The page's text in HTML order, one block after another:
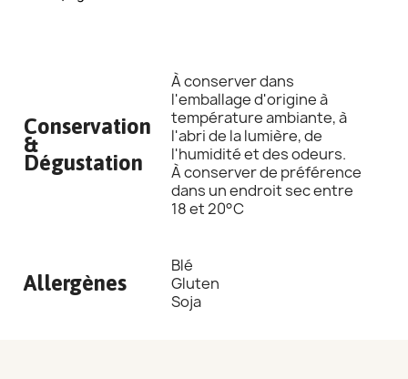
Conservation
&
Dégustation
À conserver dans
l'emballage d'origine à
température ambiante, à
l'abri de la lumière, de
l'humidité et des odeurs.
À conserver de préférence
dans un endroit sec entre
18 et 20°C
Allergènes
Blé
Gluten
Soja